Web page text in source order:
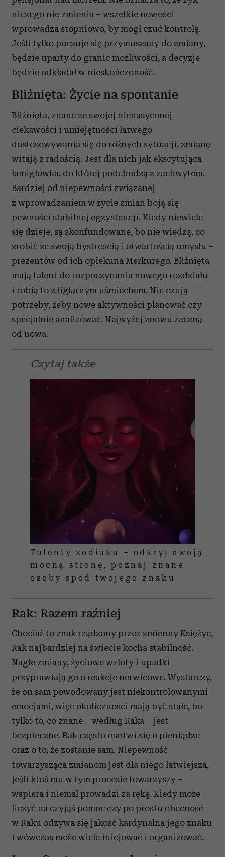
niczego nie zmienia – wszelkie nowości
wprowadza stopniowo, by mógł czuć kontrolę.
Jeśli tylko poczuje się przymuszany do zmiany,
będzie uparty do granic możliwości, a decyzje
będzie odkładał w nieskończoność.
Bliźnięta: Życie na spontanie
Bliźnięta, znane ze swojej nienasyconej
ciekawości i umiejętności łatwego
dostosowywania się do różnych sytuacji, zmianę
witają z radością. Jest dla nich jak ekscytująca
łamigłówka, do której podchodzą z zachwytem.
Bardziej od niepewności związanej
z wprowadzaniem w życie zmian boją się
pewności stabilnej egzystencji. Kiedy niewiele
się dzieje, są skonfundowane, bo nie wiedzą, co
zrobić ze swoją bystrością i otwartością umysłu –
prezentów od ich opiekuna Merkurego. Bliźnięta
mają talent do rozpoczynania nowego rozdziału
i robią to z figlarnym uśmiechem. Nie czują
potrzeby, żeby nowe aktywności planować czy
specjalnie analizować. Najwyżej znowu zaczną
od nowa.
Czytaj także
Talenty zodiaku – odkryj swoją
mocną stronę, poznaj znane
osoby spod twojego znaku
Rak: Razem raźniej
Chociaż to znak rządzony przez zmienny Księżyc,
Rak najbardziej na świecie kocha stabilność.
Nagłe zmiany, życiowe wzloty i upadki
przyprawiają go o reakcje nerwicowe. Wystarczy,
że on sam powodowany jest niekontrolowanymi
emocjami, więc okoliczności mają być stałe, bo
tylko to, co znane – według Raka – jest
bezpieczne. Rak często martwi się o pieniądze
oraz o to, że zostanie sam. Niepewność
towarzysząca zmianom jest dla niego łatwiejsza,
jeśli ktoś mu w tym procesie towarzyszy –
wspiera i niemal prowadzi za rękę. Kiedy może
liczyć na czyjąś pomoc czy po prostu obecność
w Raku odzywa się jakość kardynalna jego znaku
i wówczas może wiele inicjować i organizować.